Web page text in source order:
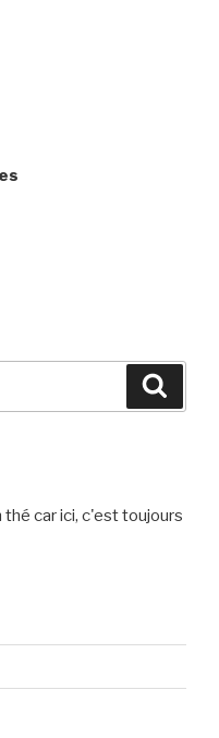
car ici, c'est toujours